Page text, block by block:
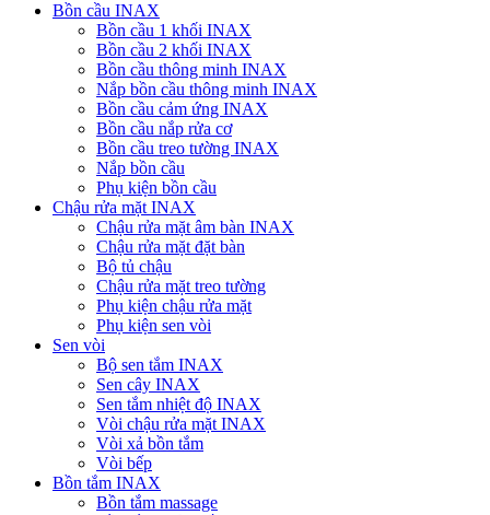
Bồn cầu INAX
Bồn cầu 1 khối INAX
Bồn cầu 2 khối INAX
Bồn cầu thông minh INAX
Nắp bồn cầu thông minh INAX
Bồn cầu cảm ứng INAX
Bồn cầu nắp rửa cơ
Bồn cầu treo tường INAX
Nắp bồn cầu
Phụ kiện bồn cầu
Chậu rửa mặt INAX
Chậu rửa mặt âm bàn INAX
Chậu rửa mặt đặt bàn
Bộ tủ chậu
Chậu rửa mặt treo tường
Phụ kiện chậu rửa mặt
Phụ kiện sen vòi
Sen vòi
Bộ sen tắm INAX
Sen cây INAX
Sen tắm nhiệt độ INAX
Vòi chậu rửa mặt INAX
Vòi xả bồn tắm
Vòi bếp
Bồn tắm INAX
Bồn tắm massage